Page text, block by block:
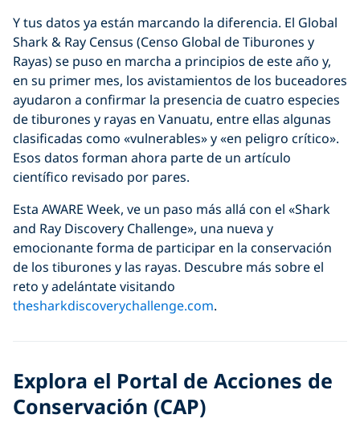
Y tus datos ya están marcando la diferencia. El Global
Shark & Ray Census (Censo Global de Tiburones y
Rayas) se puso en marcha a principios de este año y,
en su primer mes, los avistamientos de los buceadores
ayudaron a confirmar la presencia de cuatro especies
de tiburones y rayas en Vanuatu, entre ellas algunas
clasificadas como «vulnerables» y «en peligro crítico».
Esos datos forman ahora parte de un artículo
científico revisado por pares.
Esta AWARE Week, ve un paso más allá con el «Shark
and Ray Discovery Challenge», una nueva y
emocionante forma de participar en la conservación
de los tiburones y las rayas. Descubre más sobre el
reto y adelántate visitando
thesharkdiscoverychallenge.com.
Explora el Portal de Acciones de
Conservación (CAP)